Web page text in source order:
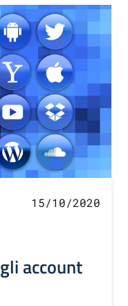
15/10/2020
account